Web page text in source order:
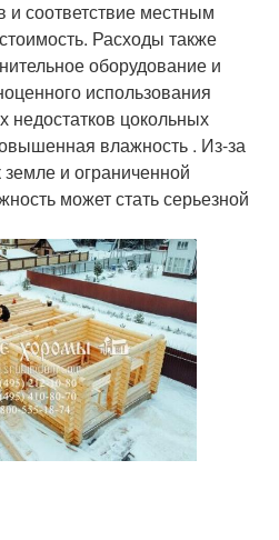
соответствие местным
Расходы также
оборудование и
использования
цокольных
влажность . Из-за
и ограниченной
может стать серьезной